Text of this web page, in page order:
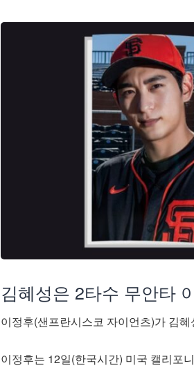
김혜성은 2타수 무안타
이정후(샌프란시스코 자이언츠)가 김
이정후는 12일(한국시간) 미국 캘리포